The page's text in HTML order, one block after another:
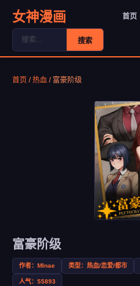
女神漫画 首页
搜索
首页 /热血 / 富豪阶级
富豪阶级
作者：MInae 类型：热血/恋爱/都市
人气：55893